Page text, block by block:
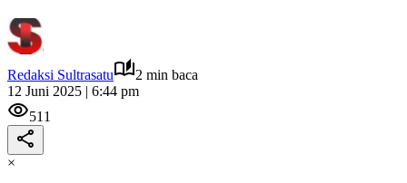
Redaksi Sultrasatu
2 min baca
12 Juni 2025 | 6:44 pm
511
×